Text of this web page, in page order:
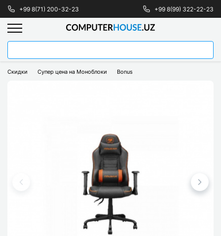
+99 8(71) 200-32-23 +99 8(99) 322-22-23
Скидки Супер цена на Моноблоки Bonus